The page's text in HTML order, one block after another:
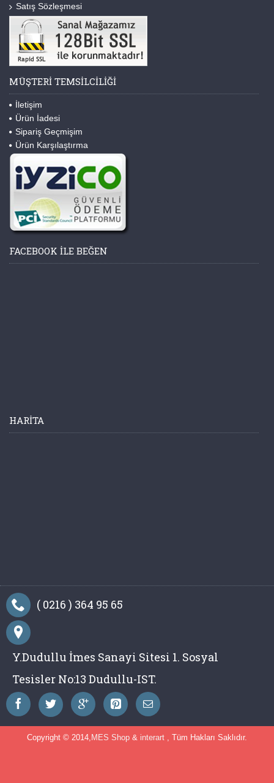
Satış Sözleşmesi
MÜŞTERI TEMSILCILIĞI
İletişim
Ürün İadesi
Sipariş Geçmişim
Ürün Karşılaştırma
FACEBOOK ILE BEĞEN
HARITA
( 0216 ) 364 95 65
Y.Dudullu İmes Sanayi Sitesi 1. Sosyal
Tesisler No:13 Dudullu-IST.
Copyright © 2014, MES Shop & interart , Tüm Hakları Saklıdır.